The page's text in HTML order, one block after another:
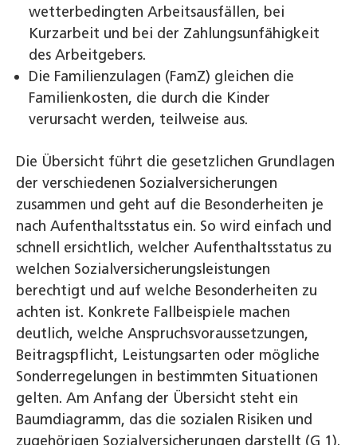
wetterbedingten Arbeitsausfällen, bei
Kurzarbeit und bei der Zahlungsunfähigkeit
des Arbeitgebers.
Die Familienzulagen (FamZ) gleichen die
Familienkosten, die durch die Kinder
verursacht werden, teilweise aus.
Die Übersicht führt die gesetzlichen Grundlagen
der verschiedenen Sozialversicherungen
zusammen und geht auf die Besonderheiten je
nach Aufenthaltsstatus ein. So wird einfach und
schnell ersichtlich, welcher Aufenthaltsstatus zu
welchen Sozialversicherungsleistungen
berechtigt und auf welche Besonderheiten zu
achten ist. Konkrete Fallbeispiele machen
deutlich, welche Anspruchsvoraussetzungen,
Beitragspflicht, Leistungsarten oder mögliche
Sonderregelungen in bestimmten Situationen
gelten. Am Anfang der Übersicht steht ein
Baumdiagramm, das die sozialen Risiken und
zugehörigen Sozialversicherungen darstellt (G 1).